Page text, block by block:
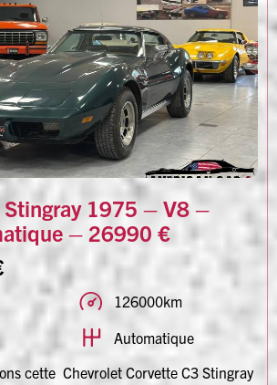
Stingray 1975 – V8 –
– 26990 €
126000km
Automatique
cette Chevrolet Corvette C3 Stingray